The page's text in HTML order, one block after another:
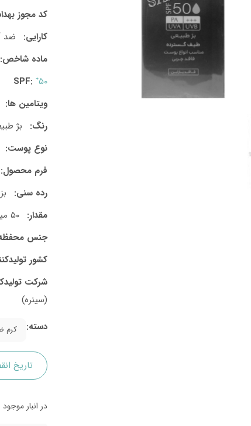
کد مجوز
کارایی:
ضد
ماده شاخص:
SPF: ⁺۵۰
ویتامین ها:
رنگ:
بژ
نوع پوست:
فرم محصول:
رده سنی:
مقدار: ۵۰ میلی لیتر
جنس
کشور تولید‎کننده:
شرکت تولید‎کننده:
(سینره)
دسته:
کرم
تاریخ
در انبار